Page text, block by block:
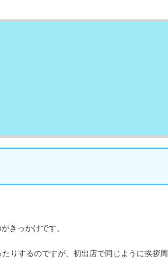
きっかけです。
りするのですが、初出店で同じように挨拶周